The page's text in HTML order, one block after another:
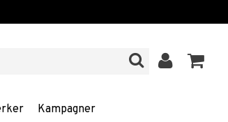
Kampagner